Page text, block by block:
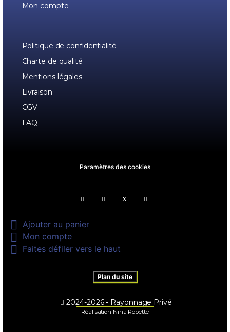
Mon compte
Politique de confidentialité
Charte de qualité
Mentions légales
Livraison
CGV
FAQ
Paramètres des cookies
 Ajouter au panier
 Mon compte
 Faites défiler vers le haut
Plan du site
2024-2026 - Rayonnage Privé
Réalisation Nina Robette